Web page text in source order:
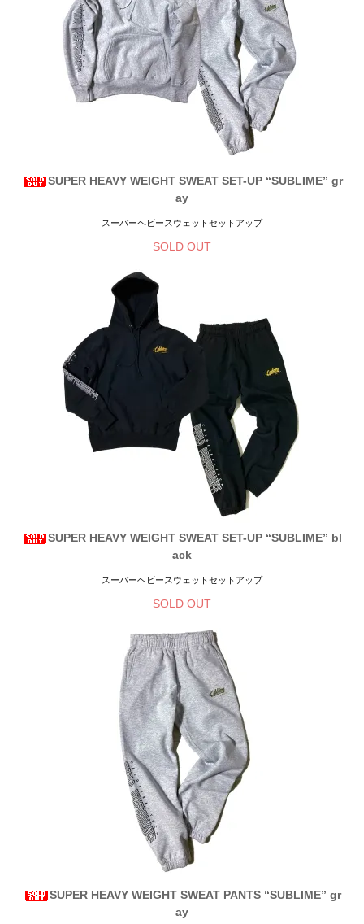
SUPER HEAVY WEIGHT SWEAT SET-UP “SUBLIME” gr
ay
スーパーヘビースウェットセットアップ
SOLD OUT
SUPER HEAVY WEIGHT SWEAT SET-UP “SUBLIME” bl
ack
スーパーヘビースウェットセットアップ
SOLD OUT
SUPER HEAVY WEIGHT SWEAT PANTS “SUBLIME” gr
ay